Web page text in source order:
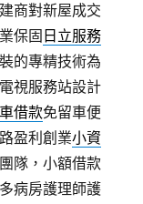
建商對新屋成交
保固 日立服務
的專精技術為
視服務站設計
借款免留車便
盈利創業小資
隊，小額借款
病房護理師護